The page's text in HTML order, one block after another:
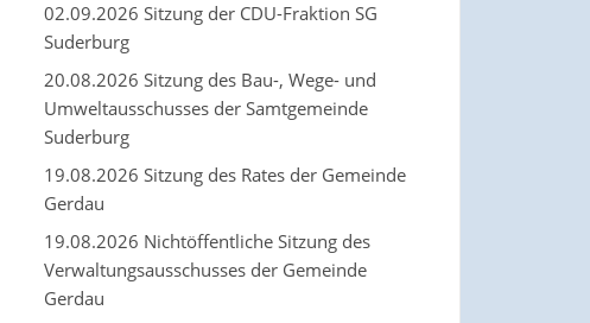
02.09.2026 Sitzung der CDU-Fraktion SG
Suderburg
20.08.2026 Sitzung des Bau-, Wege- und
Umweltausschusses der Samtgemeinde
Suderburg
19.08.2026 Sitzung des Rates der Gemeinde
Gerdau
19.08.2026 Nichtöffentliche Sitzung des
Verwaltungsausschusses der Gemeinde
Gerdau